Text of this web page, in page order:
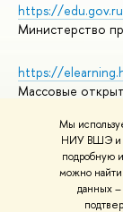
Мы
НИУ ВШЭ и
подробную
можно найти
данных –
https://
Министерство
https://
Массовые
© НИУ ВШЭ
Условия
Политика